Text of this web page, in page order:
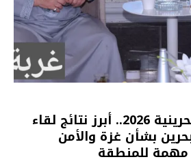
القمة المصرية البحرينية 2026.. أبرز نتائج لقاء
بشأن غزة والأمن
مهمة للمنطقة